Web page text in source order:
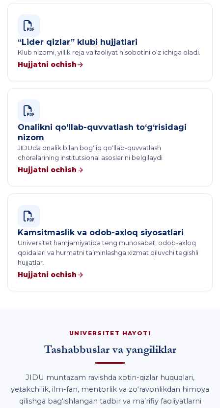
“Lider qizlar” klubi hujjatlari
Klub nizomi, yillik reja va faoliyat hisobotini o‘z ichiga oladi.
Hujjatni ochish
Onalikni qo‘llab-quvvatlash to‘g‘risidagi
nizom
JIDUda onalik bilan bog‘liq qo‘llab-quvvatlash
choralarining institutsional asoslarini belgilaydi
Hujjatni ochish
Kamsitmaslik va odob-axloq siyosatlari
Universitet hamjamiyatida teng munosabat, odob-axloq
qoidalari va hurmatni ta’minlashga xizmat qiluvchi tegishli
hujjatlar.
Hujjatni ochish
UNIVERSITET HAYOTI
Tashabbuslar va yangiliklar
JIDU muntazam ravishda xotin-qizlar huquqlari,
yetakchilik, ilm-fan, mentorlik va zo‘ravonlikdan himoya
qilishga bag‘ishlangan tadbir va ma’rifiy faoliyatlarni